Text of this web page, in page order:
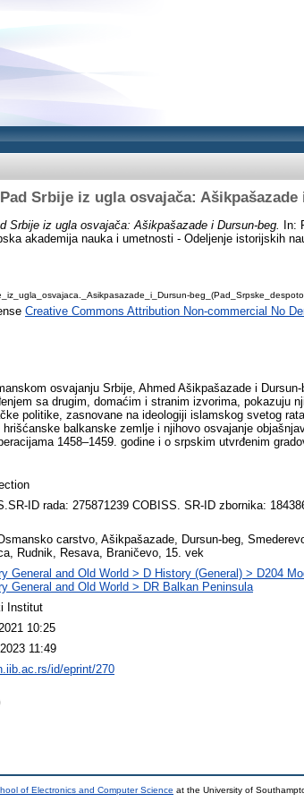
Pad Srbije iz ugla osvajača: Ašikpašazade
Srbije iz ugla osvajača: Ašikpašazade i Dursun-beg.
In:
akademija nauka i umetnosti - Odeljenje istorijskih
Creative Commons Attribution Non-commercial No
osvajanju Srbije, Ahmed Ašikpašazade i
sa drugim, domaćim i stranim izvorima, pokazuju
politike, zasnovane na ideologiji islamskog svetog
hrišćanske balkanske zemlje i njihovo osvajanje
1458–1459. godine i o srpskim utvrđenim
ID rada: 275871239 COBISS. SR-ID zbornika:
carstvo, Ašikpašazade, Dursun-beg,
Rudnik, Resava, Braničevo, 15. vek
General and Old World > D History (General) > D204
General and Old World > DR Balkan Peninsula
Institut
10:25
11:49
id/eprint/270
of Electronics and Computer Science at the University of